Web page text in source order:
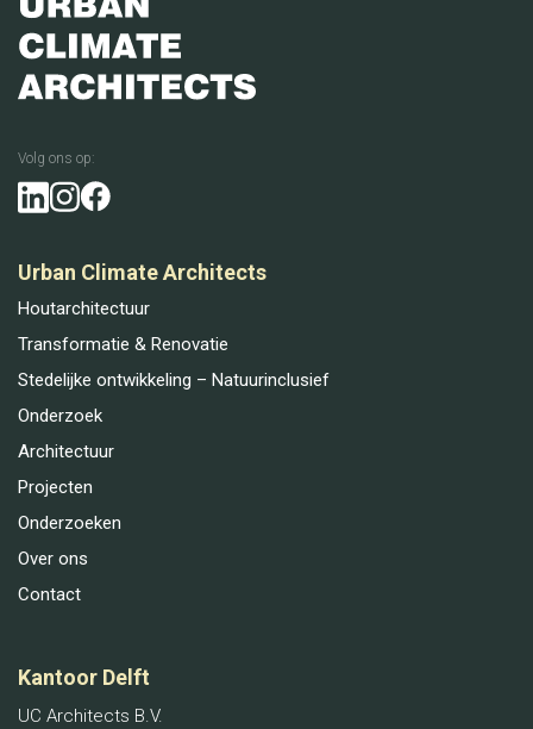
Volg ons op:
Urban Climate Architects
Houtarchitectuur
Transformatie & Renovatie
Stedelijke ontwikkeling – Natuurinclusief
Onderzoek
Architectuur
Projecten
Onderzoeken
Over ons
Contact
Kantoor Delft
UC Architects B.V.